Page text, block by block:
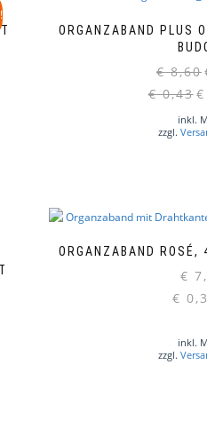
ORGANZABAND PLUS
€8,60
€0,43€
inkl.
zzgl.
ORGANZABAND ROSÉ,
€
€
inkl.
zzgl.